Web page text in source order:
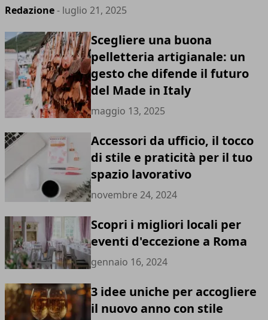
Redazione- luglio 21, 2025
Scegliere una buona
pelletteria artigianale: un
gesto che difende il futuro
del Made in Italy
maggio 13, 2025
Accessori da ufficio, il tocco
di stile e praticità per il tuo
spazio lavorativo
novembre 24, 2024
Scopri i migliori locali per
eventi d'eccezione a Roma
gennaio 16, 2024
3 idee uniche per accogliere
il nuovo anno con stile